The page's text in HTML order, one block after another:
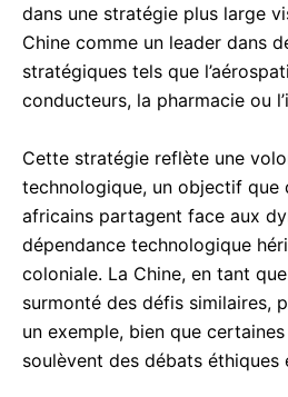
dans une stratégie plus large
Chine comme un leader dans
stratégiques tels que
conducteurs, la pharmacie ou
Cette stratégie reflète une
technologique, un objectif que
africains partagent face aux
dépendance technologique
coloniale. La Chine, en tant
surmonté des défis similaires,
un exemple, bien que
soulèvent des débats éthiques